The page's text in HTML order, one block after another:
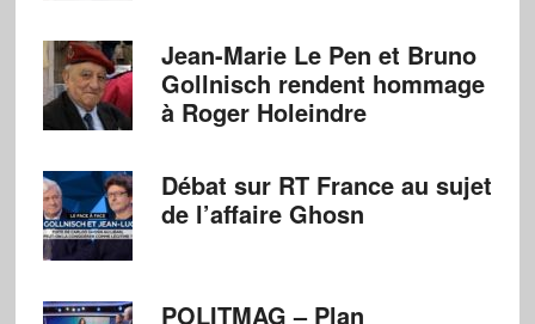
Jean-Marie Le Pen et Bruno
Gollnisch rendent hommage
à Roger Holeindre
Débat sur RT France au sujet
de l’affaire Ghosn
POLITMAG – Plan